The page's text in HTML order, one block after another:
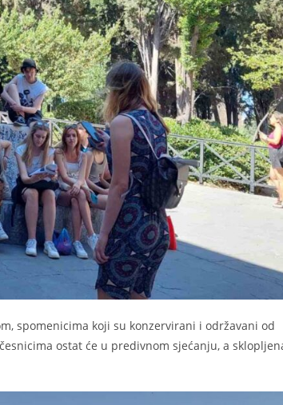
spomenicima koji su konzervirani i održavani od
ostat će u predivnom sjećanju, a